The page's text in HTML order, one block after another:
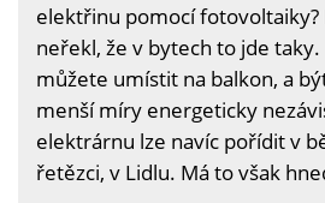
elektřinu pomocí fotovoltaiky?
neřekl, že v bytech to jde
můžete umístit na balkon, a
menší míry energeticky
elektrárnu lze navíc pořídit v
řetězci, v Lidlu. Má to však